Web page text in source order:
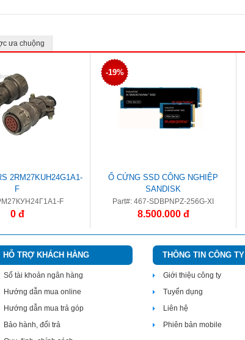
ưa chuộng
2RM27KUH24G1A1-
F
F
0 đ
-19%
Ổ CỨNG SSD CÔNG NGHIỆP
SANDISK
Part#: 467-SDBPNPZ-256G-XI
8.500.000 đ
HỖ TRỢ KHÁCH HÀNG
Số tài khoản ngân hàng
Hướng dẫn mua online
Hướng dẫn mua trả góp
Bảo hành, đổi trả
THÔNG TIN CÔNG TY
Giới thiệu công ty
Tuyển dụng
Liên hệ
Phiên bản mobile